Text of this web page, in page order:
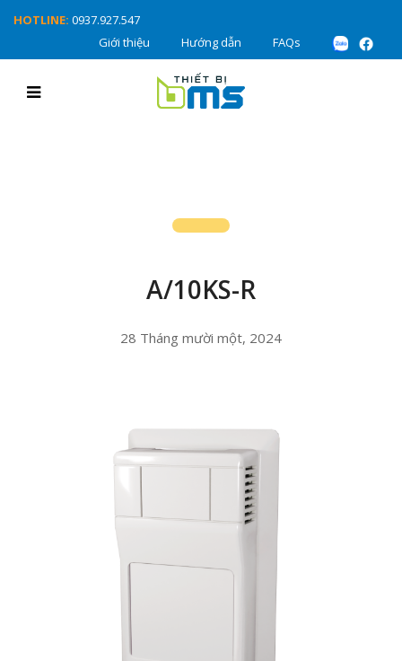
HOTLINE: 0937.927.547
Giới thiệu
Hướng dẫn FAQs
A/10KS-R
28 Tháng mười một, 2024